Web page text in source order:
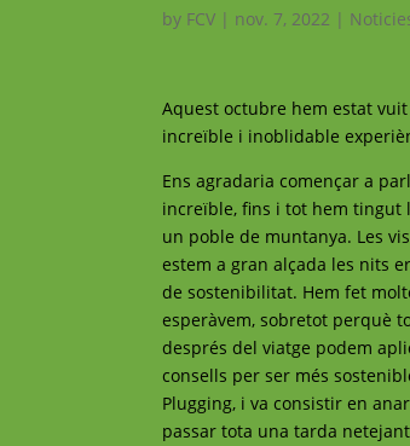
by FCV | nov. 7, 2022 |
Aquest octubre hem estat
increïble i inoblidable
Ens agradaria començar a
increïble, ﬁns i tot hem tingut
un poble de muntanya. Les
estem a gran alçada les nits
de sostenibilitat. Hem fet
esperàvem, sobretot perquè
després del viatge podem
consells per ser més
Plugging, i va consistir en
passar tota una tarda